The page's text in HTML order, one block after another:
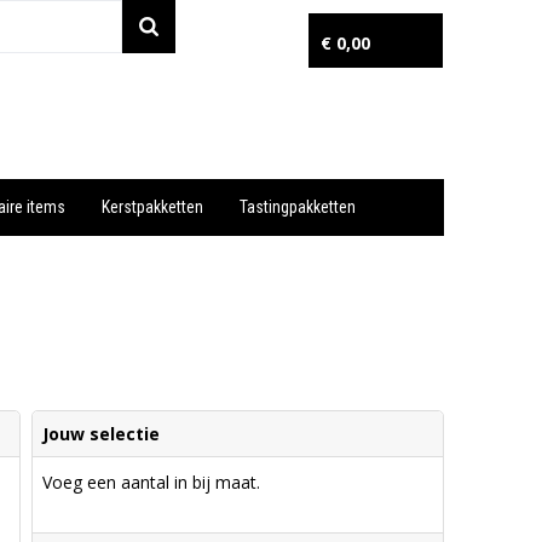
€ 0,00
items Kerstpakketten Tastingpakketten
Jouw selectie
Voeg een aantal in bij maat.